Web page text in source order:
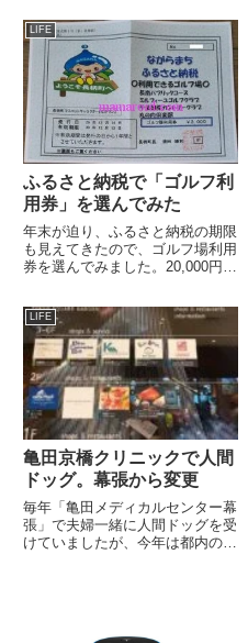
にしてみるも「ウィーウィーウィ
ーウィー」とウナッたまま、回転
しない。おまけに何やらモータの
ニオイが。ダンナに「え？そん
な...
LIFE
ふるさと納税で「ゴルフ利
用券」を選んでみた
年末が迫り、ふるさと納税の期限
も見えてきたので、ゴルフ場利用
券を選んでみました。20,000円の
記載がなく「自治体にお問い合わ
せください」と。いくらの利用券
なんだろう？自治体に問い...
LIFE
亀田京橋クリニックで人間
ドッグ。幕張から変更
毎年「亀田メディカルセンター幕
張」で夫婦一緒に人間ドッグを受
けていましたが、今年は都内の京